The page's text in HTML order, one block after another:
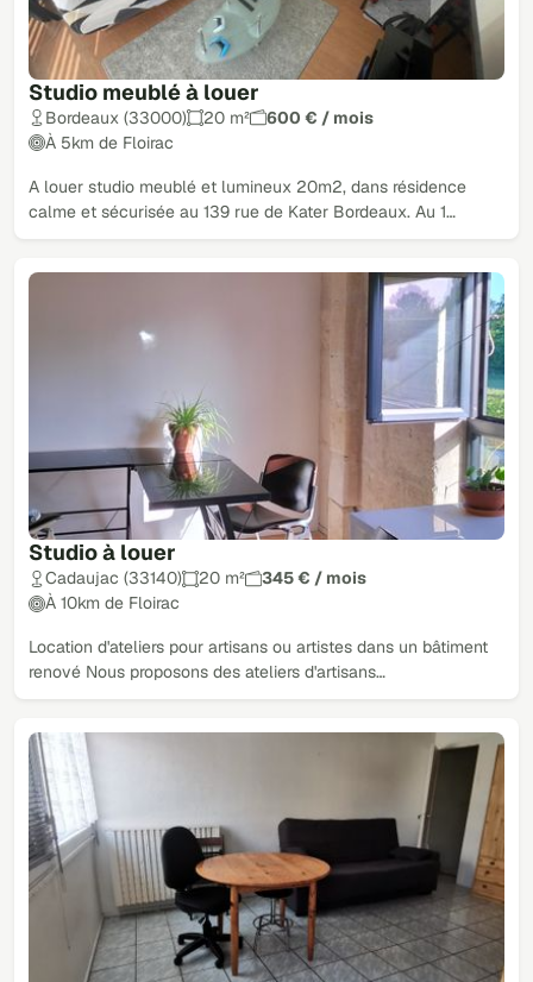
Studio meublé à louer
Bordeaux (33000) 20 m²
600 € / mois
À 5km de Floirac
A louer studio meublé et lumineux 20m2, dans résidence
calme et sécurisée au 139 rue de Kater Bordeaux. Au 1…
Studio à louer
Cadaujac (33140) 20 m²
345 € / mois
À 10km de Floirac
Location d'ateliers pour artisans ou artistes dans un bâtiment
renové Nous proposons des ateliers d'artisans…